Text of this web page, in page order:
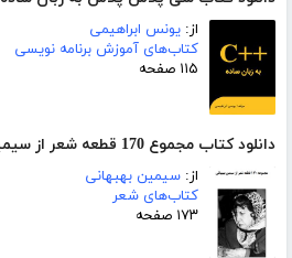
از: یونس ابراهیمی
کتاب‌های آموزش برنامه نویسی
۱۱۵ صفحه
دانلود کتاب مجموع 170 قطعه شعر از سیمین بهبهانی
از: سیمین بهبهانی
کتاب‌های شعر
۱۷۳ صفحه